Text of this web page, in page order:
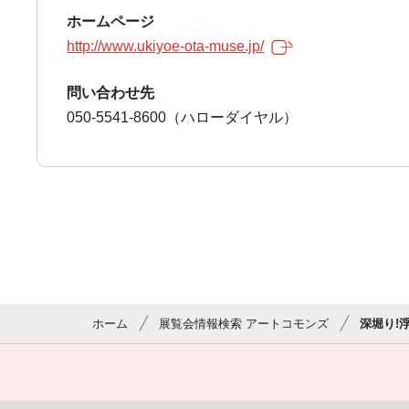
ホームページ
http://www.ukiyoe-ota-muse.jp/
問い合わせ先
050-5541-8600（ハローダイヤル）
ホーム 展覧会情報検索 アートコモンズ 深堀り!